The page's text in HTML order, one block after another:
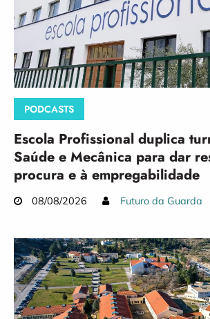
PODCASTS
Escola Profissional duplica
Saúde e Mecânica para dar
procura e à empregabilidade
08/08/2026 Futuro da Guarda